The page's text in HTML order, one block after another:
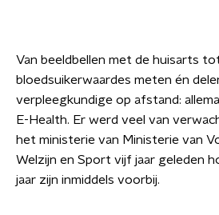
Van beeldbellen met de huisarts
bloedsuikerwaardes meten én
verpleegkundige op afstand:
E-Health. Er werd veel van
het ministerie van Ministerie van
Welzijn en Sport vijf jaar geleden
jaar zijn inmiddels voorbij.